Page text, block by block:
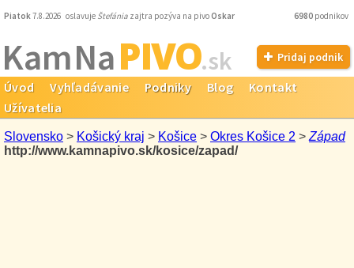
Piatok7.8.2026 oslavuje Štefánia zajtra pozýva na pivoOskar 6980 podnikov
Kam NaPIVO.sk Pridaj podnik
Úvod Vyhľadávanie Podniky Blog
Kontakt
Užívatelia
Slovensko > Košický kraj > Košice > Okres Košice 2 > Západ
http://www.kamnapivo.sk/kosice/zapad/